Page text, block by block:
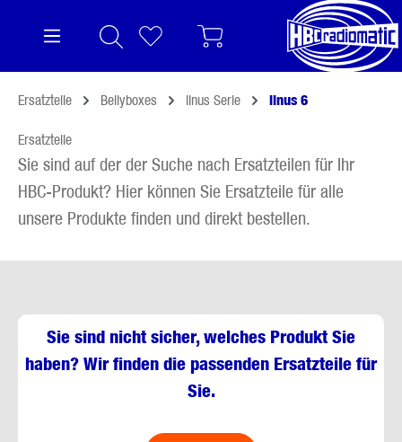
Ersatzteile Bellyboxes linus Serie linus 6
Ersatzteile
Sie sind auf der der Suche nach Ersatzteilen für Ihr
HBC-Produkt? Hier können Sie Ersatzteile für alle
unsere Produkte finden und direkt bestellen.
Sie sind nicht sicher, welches Produkt Sie
haben? Wir finden die passenden Ersatzteile für
Sie.